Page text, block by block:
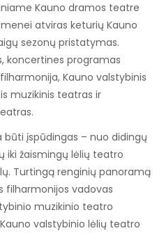
Kauno dramos teatre
atviras keturių Kauno
sezonų pristatymas.
koncertines programas
Kauno valstybinis
muzikinis teatras ir
būti įspūdingas – nuo ​​didingų
iki žaismingų lėlių teatro
Turtingą renginių panoramą
filharmonijos vadovas
muzikinio teatro
valstybinio lėlių teatro